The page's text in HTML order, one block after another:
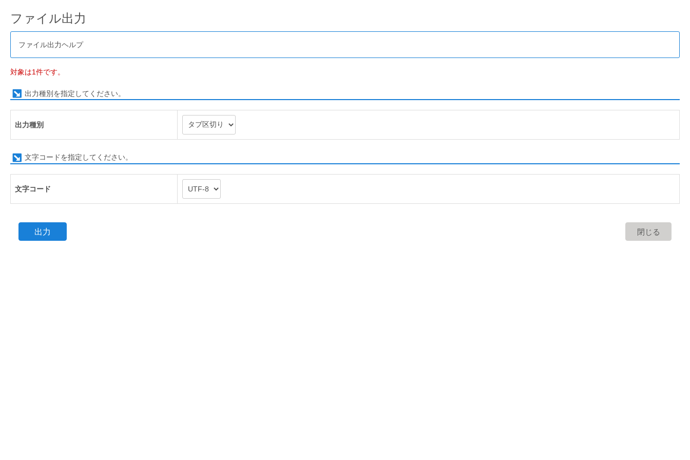
ファイル出力
ファイル出力ヘルプ
対象は1件です。
出力種別を指定してください。
出力種別
文字コードを指定してください。
文字コード